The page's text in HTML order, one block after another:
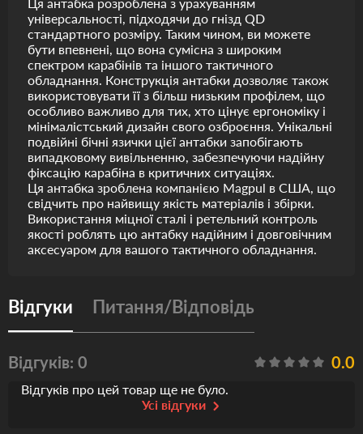
універсальності, підходячи до гнізд QD
стандартного розміру. Таким чином, ви можете
бути впевнені, що вона сумісна з широким
спектром карабінів та іншого тактичного
обладнання. Конструкція антабки дозволяє також
використовувати її з більш низьким профілем, що
особливо важливо для тих, хто цінує ергономіку і
мінімалістський дизайн свого озброєння. Унікальні
подвійні бічні язички цієї антабки запобігають
випадковому вивільненню, забезпечуючи надійну
фіксацію карабіна в критичних ситуаціях.
Ця антабка зроблена компанією Magpul в США, що
свідчить про найвищу якість матеріалів і збірки.
Використання міцної сталі і ретельний контроль
якості роблять цю антабку надійним і довговічним
аксесуаром для вашого тактичного обладнання.
Відгуки Питання/Відповідь
Відгуків: 0 0.0
Відгуків про цей товар ще не було.
Усі відгуки